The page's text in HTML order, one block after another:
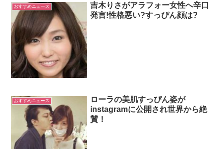
おすすめニュース
吉木りさがアラフォー女性へ辛口
発言!性格悪い?すっぴん顔は?
おすすめニュース
ローラの美肌すっぴん姿が
instagramに公開され世界から絶
賛！